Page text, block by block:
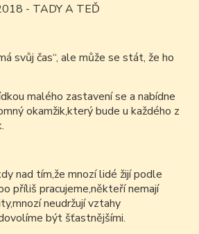
- TADY A TEĎ
svůj čas“, ale může se stát, že ho
malého zastavení se a nabídne
okamžik,který bude u každého z
nad tím,že mnozí lidé žijí podle
příliš pracujeme,někteřínemají
neudržují vztahy
být šťastnějšími.